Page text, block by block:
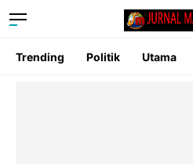
Trending Politik Utama